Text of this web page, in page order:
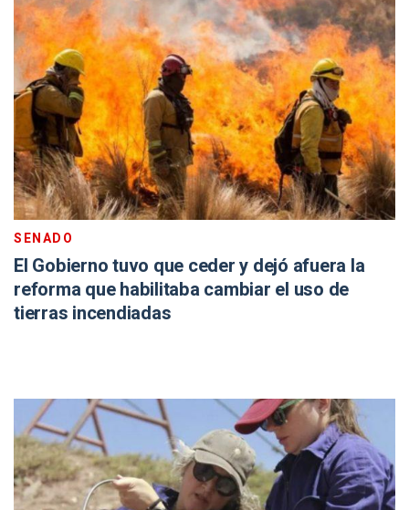
SENADO
El Gobierno tuvo que ceder y dejó afuera la
reforma que habilitaba cambiar el uso de
tierras incendiadas